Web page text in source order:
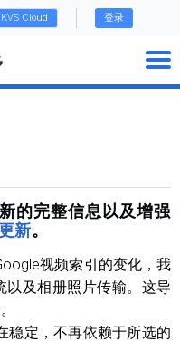
KVS Cloud 登录
的完整信息以及增强
新。
视频索引的变化，我
以及相册照片传输。这导
稳定，不再依赖于所选的